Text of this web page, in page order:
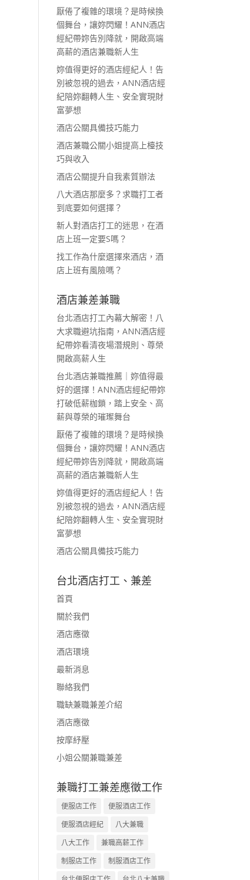
厭倦了複雜的環境？是時候換
個舞台，讓妳閃耀！ANN酒店
經紀帶妳告別降就，開啟高端
高薪的酒店兼職新人生
妳值得更好的酒店經紀人！告
別被忽視的過去，ANN酒店經
紀陪妳翻轉人生、安全實現財
富夢想
酒店公關具備技巧能力
酒店兼職公關小姐提高上檯技
巧與收入
酒店公關提升自我素質辦法
八大酒店那麼多？求職打工者
到底要如何選擇？
新人對酒店打工的迷思，在酒
店上班一定要S嗎？
找工作為什麼選擇來酒店，酒
店上班有風險嗎？
酒店兼差兼職
台北酒店打工內幕大解密！八
大求職避坑指南，ANN酒店經
紀帶妳看清夜場潛規則、尊榮
開啟高薪人生
台北酒店兼職推薦｜妳值得最
好的選擇！ANN酒店經紀帶妳
打破低薪枷鎖，踏上安全、高
薪與尊榮的璀璨舞台
厭倦了複雜的環境？是時候換
個舞台，讓妳閃耀！ANN酒店
經紀帶妳告別降就，開啟高端
高薪的酒店兼職新人生
妳值得更好的酒店經紀人！告
別被忽視的過去，ANN酒店經
紀陪妳翻轉人生、安全實現財
富夢想
酒店公關具備技巧能力
台北酒店打工、兼差
首頁
關於我們
酒店應徵
酒店環境
最新消息
聯絡我們
職缺兼職兼差介紹
酒店應徵
按摩紓壓
小姐公關兼職兼差
兼職打工兼差應徵工作
便服店工作
便服酒店工作
便服酒店經紀
八大兼職
八大工作
兼職高薪工作
制服店工作
制服酒店工作